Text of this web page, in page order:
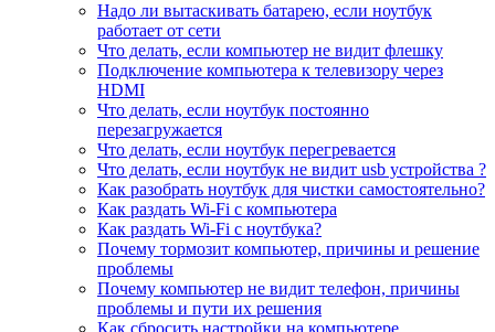
Надо ли вытаскивать батарею, если ноутбук
работает от сети
Что делать, если компьютер не видит флешку
Подключение компьютера к телевизору через
HDMI
Что делать, если ноутбук постоянно
перезагружается
Что делать, если ноутбук перегревается
Что делать, если ноутбук не видит usb устройства ?
Как разобрать ноутбук для чистки самостоятельно?
Как раздать Wi-Fi с компьютера
Как раздать Wi-Fi с ноутбука?
Почему тормозит компьютер, причины и решение
проблемы
Почему компьютер не видит телефон, причины
проблемы и пути их решения
Как сбросить настройки на компьютере